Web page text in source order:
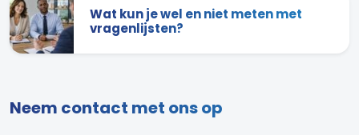
Wat kun je wel en niet meten met
vragenlijsten?
Neem contact met ons op